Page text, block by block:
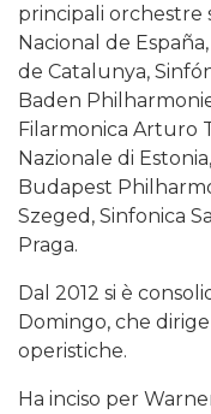
principali orchestre
Nacional de
de Catalunya,
Baden
Filarmonica Arturo
Nazionale di
Budapest
Szeged, Sinfonica
Praga.
Dal 2012 si è
Domingo, che
operistiche.
Ha inciso per